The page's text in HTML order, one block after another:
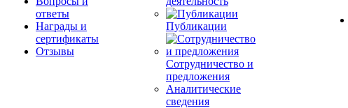
ответы
Награды и
сертификаты
Отзывы
Публикации
Сотрудничество и
предложения
Аналитические
сведения